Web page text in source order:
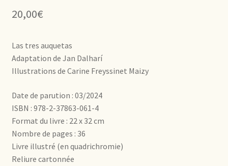
20,00€
Las tres auquetas
Adaptation de Jan Dalharí
Illustrations de Carine Freyssinet Maizy
Date de parution : 03/2024
ISBN : 978-2-37863-061-4
Format du livre : 22 x 32 cm
Nombre de pages : 36
Livre illustré (en quadrichromie)
Reliure cartonnée